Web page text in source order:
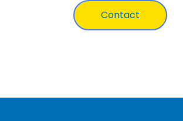
Contact